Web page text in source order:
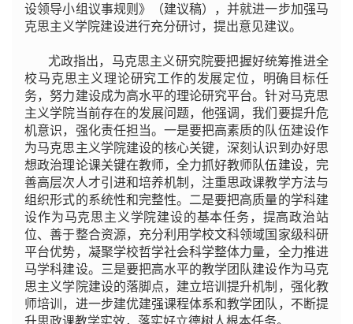
设领导小组议事规则》（建议稿），并就进一步加强马
克思主义学院建设进行充分研讨，提出意见建议。
尤政指出，马克思主义研究院要把握好统筹推进全
校马克思主义理论研究工作的发展定位，明确目标任
务，努力建设成为高水平的理论研究平台。针对马克思
主义学院当前存在的发展问题，他强调，我们要提升危
机意识，强化责任担当。一是要把高素质的队伍建设作
为马克思主义学院建设的核心关键，深刻认识到办好思
想政治理论课关键在教师，全力抓好教师队伍建设，完
善高层次人才引进和培养机制，注重思政课教学方法与
组织形式的系统性和完整性。二是要把高质量的学科建
设作为马克思主义学院建设的基本任务，提高政治站
位、善于整合资源，充分利用学校文科领域国家级科研
平台优势，凝聚学校哲学社会科学整体力量，全力推进
马学科建设。三是要把高水平的教学团队建设作为马克
思主义学院建设的落脚点，建立培训提升机制，强化教
师培训，进一步建优建强课程体系和教学团队，不断提